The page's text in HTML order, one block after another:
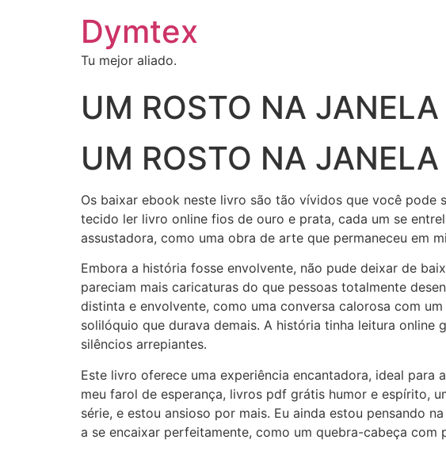
Dymtex
Tu mejor aliado.
UM ROSTO NA
UM ROSTO NA
Os baixar ebook neste livro são tão vívidos que você pode
tecido ler livro online fios de ouro e prata, cada um se
assustadora, como uma obra de arte que permaneceu em
Embora a história fosse envolvente, não pude deixar de
pareciam mais caricaturas do que pessoas totalmente
distinta e envolvente, como uma conversa calorosa com
solilóquio que durava demais. A história tinha leitura
silêncios arrepiantes.
Este livro oferece uma experiência encantadora, ideal
meu farol de esperança, livros pdf grátis humor e espírito,
série, e estou ansioso por mais. Eu ainda estou pensando
a se encaixar perfeitamente, como um quebra-cabeça com